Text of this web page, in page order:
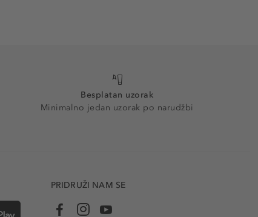
Besplatan uzorak
Minimalno jedan uzorak po narudžbi
PRIDRUŽI NAM SE